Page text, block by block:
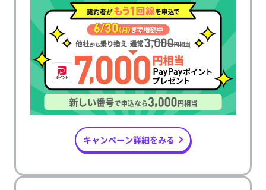
キャンペーン詳細をみる